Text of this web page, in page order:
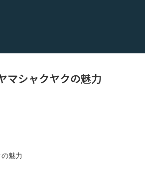
マシャクヤクの魅力
の魅力